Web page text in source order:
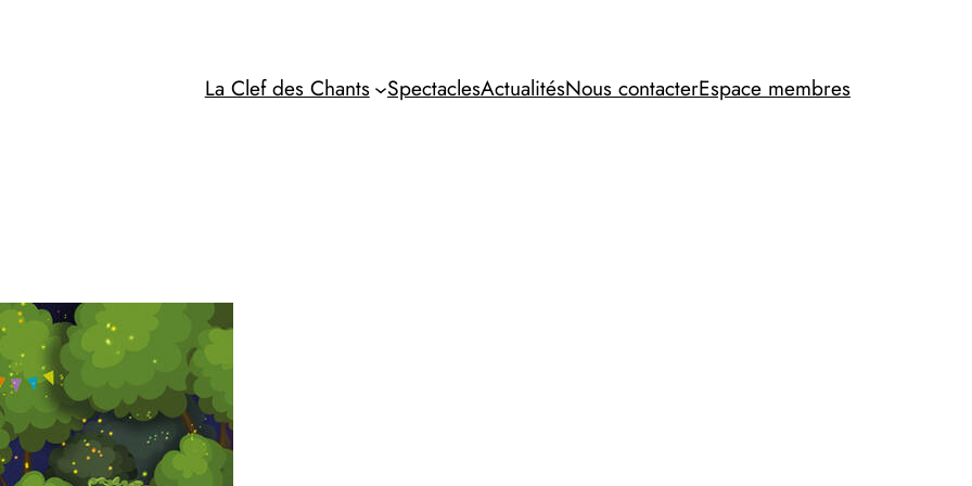
La Clef des Chants SpectaclesActualitésNous contacterEspace membres